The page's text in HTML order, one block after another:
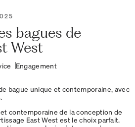
bagues de
West
Engagement
bague unique et contemporaine, avec
contemporaine de la conception de
East West est le choix parfait.